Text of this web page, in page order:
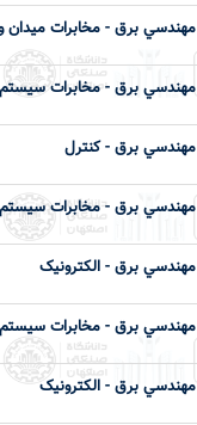
مهندسي برق - مخابرات میدان
مهندسي برق - مخابرات سیستم
مهندسي برق - کنترل
مهندسي برق - مخابرات سیستم
مهندسي برق - الکترونیک
مهندسي برق - مخابرات سیستم
مهندسي برق - الکترونیک